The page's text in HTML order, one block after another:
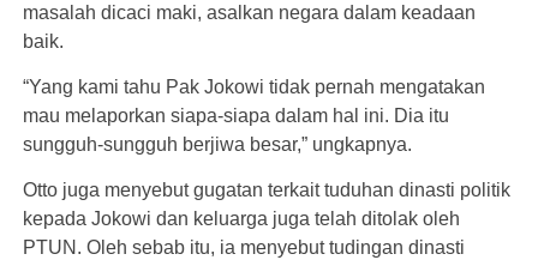
masalah dicaci maki, asalkan negara dalam keadaan
baik.
“Yang kami tahu Pak Jokowi tidak pernah mengatakan
mau melaporkan siapa-siapa dalam hal ini. Dia itu
sungguh-sungguh berjiwa besar,” ungkapnya.
Otto juga menyebut gugatan terkait tuduhan dinasti politik
kepada Jokowi dan keluarga juga telah ditolak oleh
PTUN. Oleh sebab itu, ia menyebut tudingan dinasti